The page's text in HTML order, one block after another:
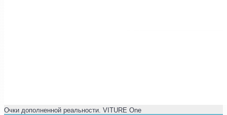
Очки дополненной реальности. VITURE One